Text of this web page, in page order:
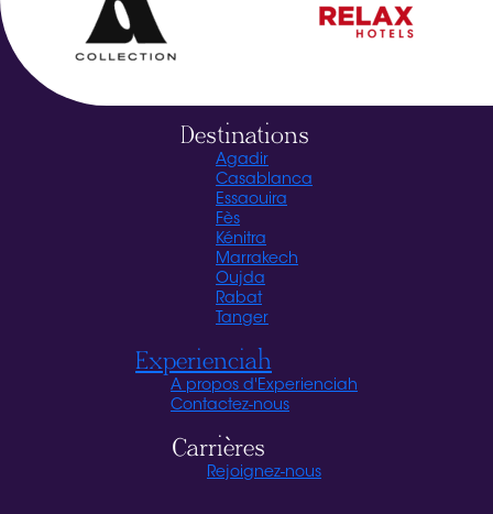
Destinations
Agadir
Casablanca
Essaouira
Fès
Kénitra
Marrakech
Oujda
Rabat
Tanger
Experienciah
A propos d'Experienciah
Contactez-nous
Carrières
Rejoignez-nous